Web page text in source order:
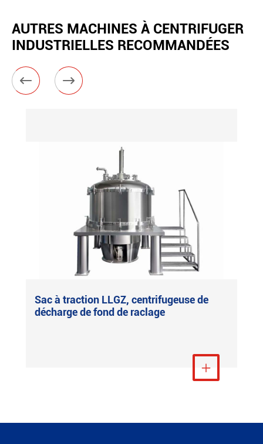
AUTRES MACHINES À CENTRIFUGER
INDUSTRIELLES RECOMMANDÉES
 
Sac à traction LLGZ, centrifugeuse de
décharge de fond de raclage
Voir plus
